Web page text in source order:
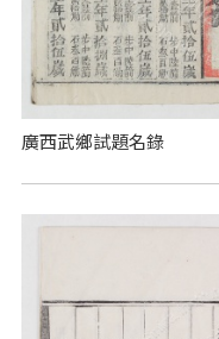
廣西武鄉試題名錄